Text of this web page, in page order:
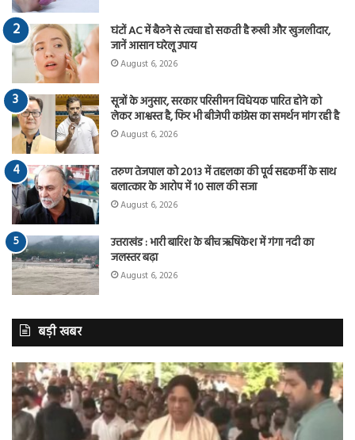
घंटों AC में बैठने से त्वचा हो सकती है रूखी और खुजलीदार,
जानें आसान घरेलू उपाय
August 6, 2026
सूत्रों के अनुसार, सरकार परिसीमन विधेयक पारित होने को
लेकर आश्वस्त है, फिर भी बीजेपी कांग्रेस का समर्थन मांग रही है
August 6, 2026
तरुण तेजपाल को 2013 में तहलका की पूर्व सहकर्मी के साथ
बलात्कार के आरोप में 10 साल की सजा
August 6, 2026
उत्तराखंड : भारी बारिश के बीच ऋषिकेश में गंगा नदी का
जलस्तर बढ़ा
August 6, 2026
बड़ी खबर